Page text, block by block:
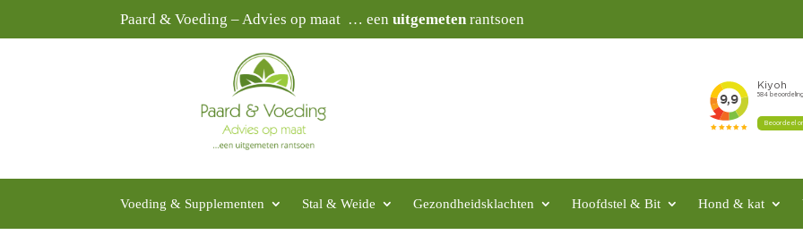
Paard & Voeding – Advies op maat … eenuitgemetenrantsoen
Voeding & Supplementen Stal & Weide Gezondheidsklachten Hoofdstel & Bit Hond & kat